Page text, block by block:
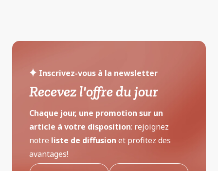
Inscrivez-vous à la newsletter
Recevez l'offre du jour
Chaque jour, une promotion sur un
article à votre disposition: rejoignez
notre liste de diffusion et profitez des
avantages!